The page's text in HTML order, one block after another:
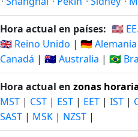
Hora actual en países: 🇺🇸
🇬🇧 Reino Unido | 🇩🇪 Alemania
Canadá | 🇦🇺 Australia | 🇧🇷
Hora actual en zonas
MST | CST | EST | EET | IST |
SAST | MSK | NZST |